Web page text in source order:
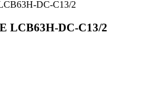
LCB63H-DC-C13/2